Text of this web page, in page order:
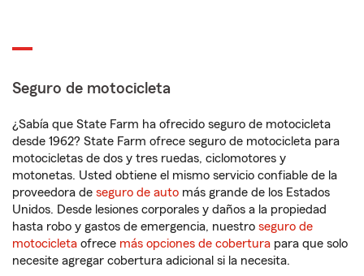
Seguro de motocicleta
¿Sabía que State Farm ha ofrecido seguro de motocicleta
desde 1962? State Farm ofrece seguro de motocicleta para
motocicletas de dos y tres ruedas, ciclomotores y
motonetas. Usted obtiene el mismo servicio confiable de la
proveedora de seguro de auto más grande de los Estados
Unidos. Desde lesiones corporales y daños a la propiedad
hasta robo y gastos de emergencia, nuestro seguro de
motocicleta ofrece más opciones de cobertura para que solo
necesite agregar cobertura adicional si la necesita.